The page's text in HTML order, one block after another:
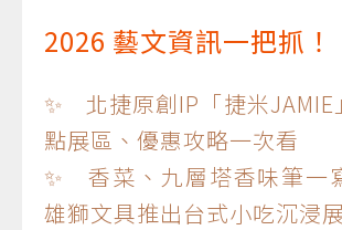
2026 藝文資訊一把抓！
✨ 北捷原創IP「捷米JAMIE
點展區、優惠攻略一次看
✨ 香菜、九層塔香味筆一
雄獅文具推出台式小吃沉浸